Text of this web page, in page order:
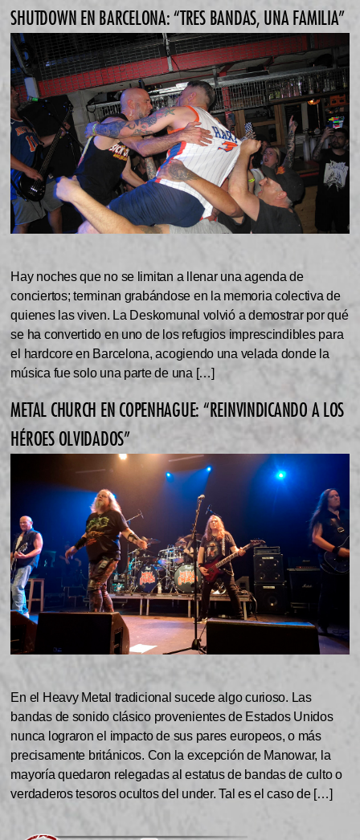
SHUTDOWN EN BARCELONA: “TRES BANDAS, UNA FAMILIA”
Hay noches que no se limitan a llenar una agenda de
conciertos; terminan grabándose en la memoria colectiva de
quienes las viven. La Deskomunal volvió a demostrar por qué
se ha convertido en uno de los refugios imprescindibles para
el hardcore en Barcelona, acogiendo una velada donde la
música fue solo una parte de una […]
METAL CHURCH EN COPENHAGUE: “REINVINDICANDO A LOS
HÉROES OLVIDADOS”
En el Heavy Metal tradicional sucede algo curioso. Las
bandas de sonido clásico provenientes de Estados Unidos
nunca lograron el impacto de sus pares europeos, o más
precisamente británicos. Con la excepción de Manowar, la
mayoría quedaron relegadas al estatus de bandas de culto o
verdaderos tesoros ocultos del under. Tal es el caso de […]